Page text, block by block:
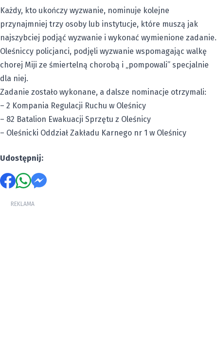
Każdy, kto ukończy wyzwanie, nominuje kolejne
przynajmniej trzy osoby lub instytucje, które muszą jak
najszybciej podjąć wyzwanie i wykonać wymienione zadanie.
Oleśniccy policjanci, podjęli wyzwanie wspomagając walkę
chorej Miji ze śmiertelną chorobą i „pompowali” specjalnie
dla niej.
Zadanie zostało wykonane, a dalsze nominacje otrzymali:
– 2 Kompania Regulacji Ruchu w Oleśnicy
– 82 Batalion Ewakuacji Sprzętu z Oleśnicy
– Oleśnicki Oddział Zakładu Karnego nr 1 w Oleśnicy
Udostępnij:
REKLAMA